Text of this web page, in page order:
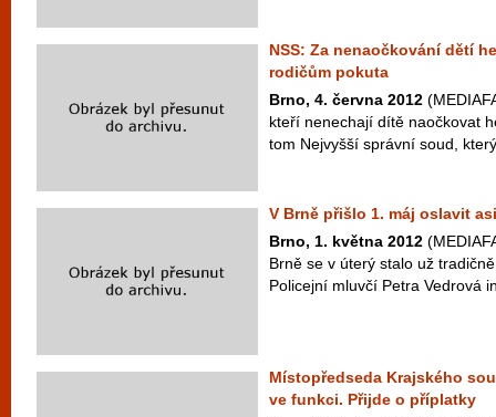
NSS: Za nenaočkování dětí
rodičům pokuta
Brno, 4. června 2012
kteří nenechají dítě naočkovat
tom Nejvyšší správní soud,
V Brně přišlo 1. máj oslavit
Brno, 1. května 2012
Brně se v úterý stalo už
Policejní mluvčí Petra Vedrová
Místopředseda Krajského
ve funkci. Přijde o příplatky